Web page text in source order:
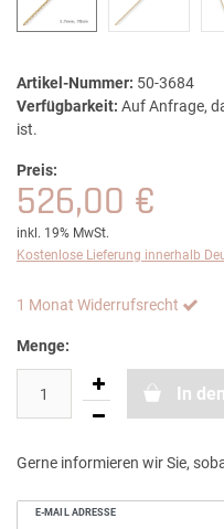
Artikel-Nummer: 50-3684
Verfügbarkeit: Auf Anfrage,
ist.
Preis:
526,00 €
inkl. 19% MwSt.
Kostenlose Lieferung innerhalb
1 Monat Widerrufsrecht
Menge:
In
Gerne informieren wir Sie,
E-MAIL ADRESSE